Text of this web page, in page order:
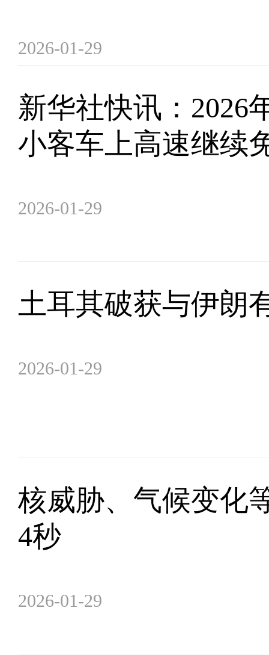
2026-01-29
新华社快讯：2026
小客车上高速继续
2026-01-29
土耳其破获与伊朗
2026-01-29
核威胁、气候变化
4秒
2026-01-29